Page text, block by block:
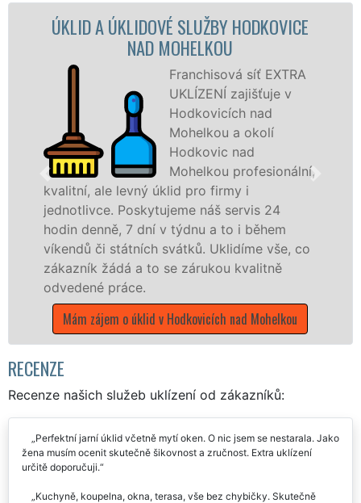
ÚKLIDOVÁ SLUŽBA A ČINNOSTI
HODKOVICE NAD MOHELKOU
Naše společnost EXTRA
UKLÍZENÍ poskytuje v
Hodkovicích nad
Mohelkou veškeré
profesionální úklidové
služby NON-STOP.
Levné úklidové služby nabízíme pro všechny
obchodní společnosti, státní podniky, ale i
domácnosti v celém Libereckém kraji s
jistotou čistoty.
Mám zájem o úklidové služby v Hodkovicích nad
Mohelkou
RECENZE
Recenze našich služeb uklízení od zákazníků:
Perfektní jarní úklid včetně mytí oken. O nic jsem se nestarala. Jako
žena musím ocenit skutečně šikovnost a zručnost. Extra uklízení
určitě doporučuji.
Kuchyně, koupelna, okna, terasa, vše bez chybičky. Skutečně